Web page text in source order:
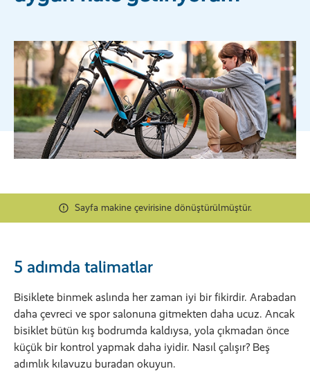
Sayfa makine çevirisine dönüştürülmüştür.
5 adımda talimatlar
Bisiklete binmek aslında her zaman iyi bir fikirdir. Arabadan
daha çevreci ve spor salonuna gitmekten daha ucuz. Ancak
bisiklet bütün kış bodrumda kaldıysa, yola çıkmadan önce
küçük bir kontrol yapmak daha iyidir. Nasıl çalışır? Beş
adımlık kılavuzu buradan okuyun.